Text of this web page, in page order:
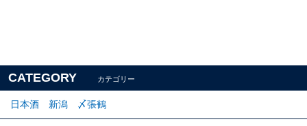
CATEGORY カテゴリー
日本酒 新潟 〆張鶴